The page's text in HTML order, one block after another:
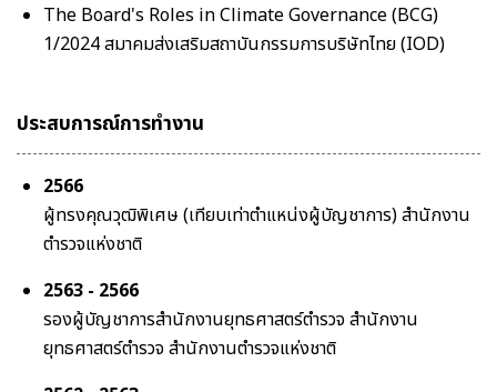
The Board's Roles in Climate Governance (BCG)
1/2024 สมาคมส่งเสริมสถาบันกรรมการบริษัทไทย (IOD)
ประสบการณ์การทำงาน
2566
ผู้ทรงคุณวุฒิพิเศษ (เทียบเท่าตำแหน่งผู้บัญชาการ) สำนักงาน
ตำรวจแห่งชาติ
2563 - 2566
รองผู้บัญชาการสำนักงานยุทธศาสตร์ตำรวจ สำนักงาน
ยุทธศาสตร์ตำรวจ สำนักงานตำรวจแห่งชาติ